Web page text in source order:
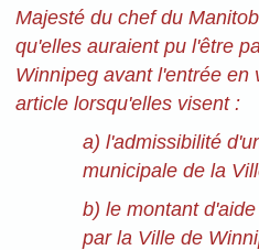
Majesté du chef du
qu'elles auraient pu l'être
Winnipeg avant l'entrée en
article lorsqu'elles visent :
a) l'admissibilité
municipale de la
b) le montant
par la Ville de